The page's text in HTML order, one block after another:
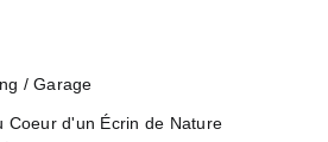
/ Garage
Coeur d'un Écrin de Nature